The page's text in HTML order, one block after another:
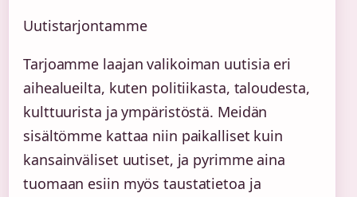
Uutistarjontamme
Tarjoamme laajan valikoiman uutisia eri
aihealueilta, kuten politiikasta, taloudesta,
kulttuurista ja ympäristöstä. Meidän
sisältömme kattaa niin paikalliset kuin
kansainväliset uutiset, ja pyrimme aina
tuomaan esiin myös taustatietoa ja